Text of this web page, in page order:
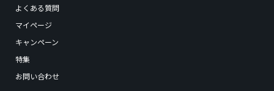
よくある質問
マイページ
キャンペーン
特集
お問い合わせ